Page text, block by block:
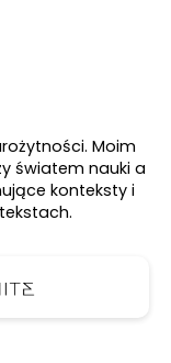
Moim
światem nauki a
konteksty i